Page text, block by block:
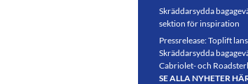
Skräddarsydda
sektion för inspiration
Pressrelease: Toplift
Skräddarsydda
Cabriolet- och
SE ALLA NYHETER